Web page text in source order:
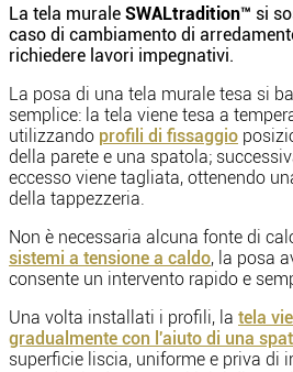
La tela murale SWALtradition™ si
caso di cambiamento di
richiedere lavori impegnativi.
La posa di una tela murale tesa si
semplice: la tela viene tesa a
utilizzando profili di fissaggio
della parete e una spatola;
eccesso viene tagliata, ottenendo
della tappezzeria.
Non è necessaria alcuna fonte di
sistemi a tensione a caldo, la posa
consente un intervento rapido e
Una volta installati i profili, la tela
gradualmente con l'aiuto di una
superficie liscia, uniforme e priva di